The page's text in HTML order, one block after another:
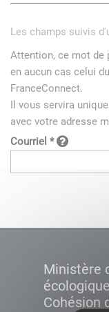
Les champs suivis
Attention, ce mot de
en aucun cas celui
FranceConnect.
Il vous servira
avec votre adresse
Courriel *
Ministère
Cohésion